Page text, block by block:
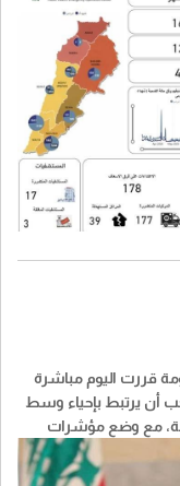
قررت اليوم مباشرة
أن يرتبط بإحياء وسط
مع وضع مؤشرات